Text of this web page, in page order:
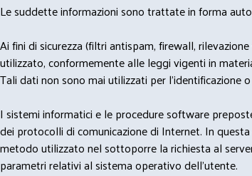
Le suddette informazioni sono trattate in forma
Ai fini di sicurezza (filtri antispam, firewall,
utilizzato, conformemente alle leggi vigenti in
Tali dati non sono mai utilizzati per l'identificazione
I sistemi informatici e le procedure software
dei protocolli di comunicazione di Internet. In
metodo utilizzato nel sottoporre la richiesta al
parametri relativi al sistema operativo dell'utente.